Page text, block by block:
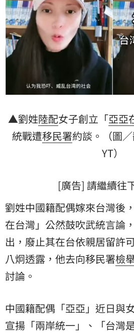
▲劉姓陸配女子創立「亞亞
統戰遭移民署約談。（圖
YT）
[廣告] 請繼續往
劉姓中國籍配偶嫁來台灣後
在台灣」公然鼓吹武統言論
出，廢止其在台依親居留許
八炯透露，他去向移民署檢
討論。
中國籍配偶「亞亞」近日與
宣揚「兩岸統一」、「台灣